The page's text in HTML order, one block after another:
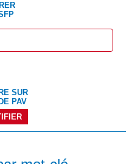
SUR
PAV